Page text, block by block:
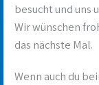
besucht und uns
Wir wünschen
das nächste Mal.
Wenn auch du